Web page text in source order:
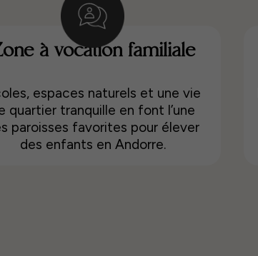
à vocation familiale
espaces naturels et une vie
quartier tranquille en font l’une
paroisses favorites pour élever
des enfants en Andorre.